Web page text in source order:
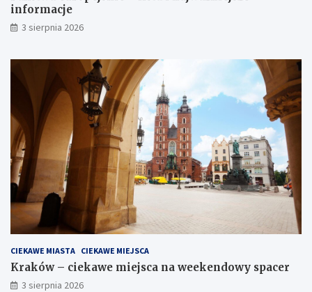
informacje
3 sierpnia 2026
CIEKAWE MIASTA CIEKAWE MIEJSCA
Kraków – ciekawe miejsca na weekendowy spacer
3 sierpnia 2026